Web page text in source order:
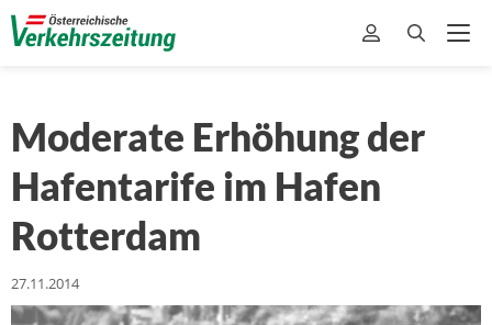
Moderate Erhöhung der
Hafentarife im Hafen
Rotterdam
27.11.2014